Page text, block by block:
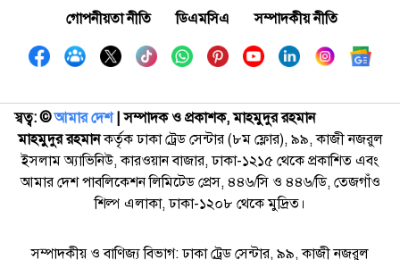
গোপনীয়তা নীতি
ডিএমসিএ সম্পাদকীয় নীতি
স্বত্ব: ©️আমার দেশ| সম্পাদক ও প্রকাশক, মাহমুদুর রহমান
মাহমুদুর রহমানকর্তৃক ঢাকা ট্রেড সেন্টার (৮ম ফ্লোর), ৯৯, কাজী নজরুল
ইসলাম অ্যাভিনিউ, কারওয়ান বাজার, ঢাকা-১২১৫ থেকে প্রকাশিত এবং
আমার দেশ পাবলিকেশন লিমিটেড প্রেস, ৪৪৬/সি ও ৪৪৬/ডি, তেজগাঁও
শিল্প এলাকা, ঢাকা-১২০৮ থেকে মুদ্রিত।
সম্পাদকীয় ও বাণিজ্য বিভাগ: ঢাকা ট্রেড সেন্টার, ৯৯, কাজী নজরুল